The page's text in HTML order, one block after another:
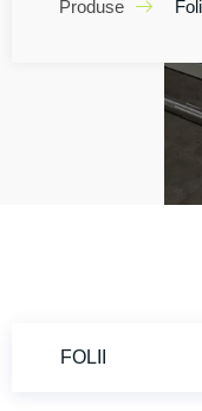
Produse
FOLII